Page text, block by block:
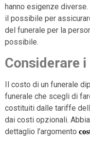
hanno esigenze
il possibile per
del funerale per la
possibile.
Considerare
Il costo di un funerale
funerale che scegli di
costituiti dalle tariffe
dai costi opzionali.
dettaglio l’argomento